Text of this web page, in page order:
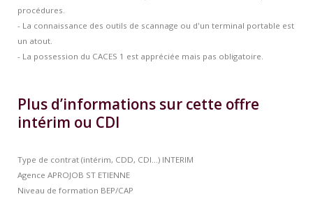
procédures.
- La connaissance des outils de scannage ou d'un terminal portable est
un atout.
- La possession du CACES 1 est appréciée mais pas obligatoire.
Plus d’informations sur cette offre
intérim ou CDI
Type de contrat (intérim, CDD, CDI…) INTERIM
Agence APROJOB ST ETIENNE
Niveau de formation BEP/CAP